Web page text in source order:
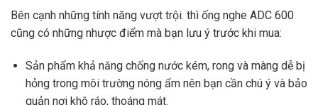
Bên cạnh những tính năng vượt trội. thì ống nghe ADC 600
cũng có những nhược điểm mà bạn lưu ý trước khi mua:
Sản phẩm khả năng chống nước kém, rong và màng dễ bị
hỏng trong môi trường nóng ẩm nên bạn cần chú ý và bảo
quản nơi khô ráo, thoáng mát.